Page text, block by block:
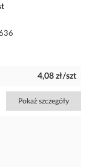
4,08 zł/szt
Pokaż szczegóły